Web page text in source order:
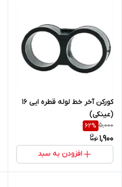
کورکن آخر خط لوله قطره ایی 16
(عینکی)
5,000
62%
1,900
افزودن به سبد